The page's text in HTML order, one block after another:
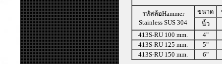
รหัสล้อHammer
Stainless SUS 304
ขนาด
นิ้ว
413S-RU 100 mm.
4"
413S-RU 125 mm.
5"
413S-RU 150 mm.
6"